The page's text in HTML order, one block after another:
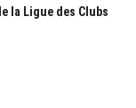
la Ligue des Clubs